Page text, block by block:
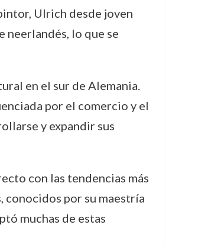
Ulrich desde joven
lo que se
en el sur de Alemania.
por el comercio y el
y expandir sus
con las tendencias más
conocidos por su maestría
muchas de estas